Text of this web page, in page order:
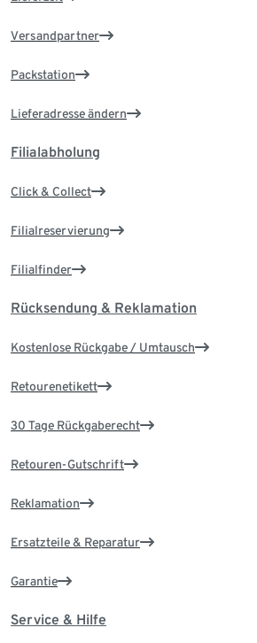
Versandpartner
Packstation
Lieferadresse ändern
Filialabholung
Click & Collect
Filialreservierung
Filialfinder
Rücksendung & Reklamation
Kostenlose Rückgabe / Umtausch
Retourenetikett
30 Tage Rückgaberecht
Retouren-Gutschrift
Reklamation
Ersatzteile & Reparatur
Garantie
Service & Hilfe